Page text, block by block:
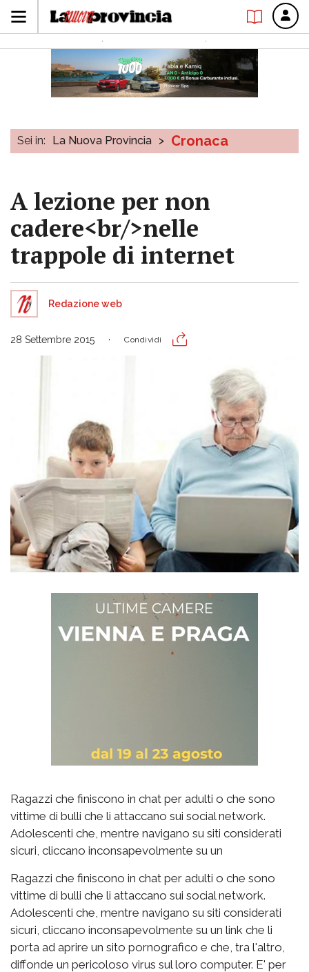
Sei in: La Nuova Provincia > Cronaca
A lezione per non
cadere<br/>nelle
trappole di internet
Redazione web
28 Settembre 2015 Condividi
Ragazzi che finiscono in chat per adulti o che sono
vittime di bulli che li attaccano sui social network.
Adolescenti che, mentre navigano su siti considerati
sicuri, cliccano inconsapevolmente su un
Ragazzi che finiscono in chat per adulti o che sono
vittime di bulli che li attaccano sui social network.
Adolescenti che, mentre navigano su siti considerati
sicuri, cliccano inconsapevolmente su un link che li
porta ad aprire un sito pornografico e che, tra l'altro,
diffonde un pericoloso virus sul loro computer. E' per